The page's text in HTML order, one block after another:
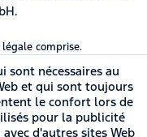
comprise.
sont nécessaires au
et qui sont toujours
le confort lors de
pour la publicité
d'autres sites Web